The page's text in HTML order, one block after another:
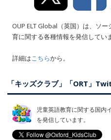
OUP ELT Global（英国）は、ソ
育に関する各種情報を発信してい
詳細はこちらから。
「キッズクラブ」「ORT」
児童英語教育に関する国内
を発信しています。